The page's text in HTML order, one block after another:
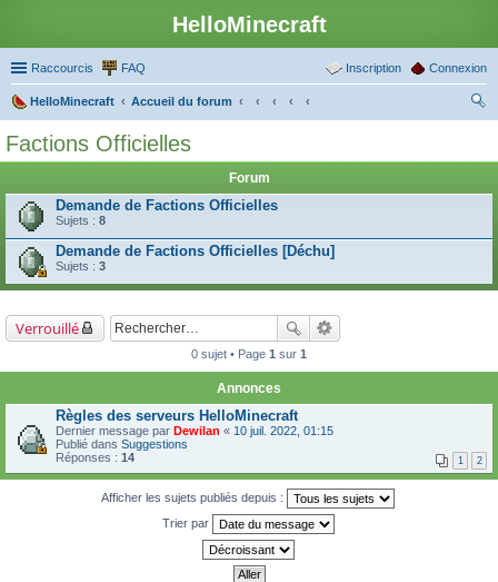
HelloMinecraft
Raccourcis FAQ Connexion
Inscription
HelloMinecraft
Accueil du forum
Factions Officielles
Forum
Demande de Factions Officielles
Sujets : 8
Demande de Factions Officielles [Déchu]
Sujets : 3
Verrouillé
0 sujet • Page 1 sur 1
Annonces
Règles des serveurs HelloMinecraft
Dernier message par Dewilan « 10 juil. 2022, 01:15
Publié dans Suggestions
Réponses : 14 1 2
Afficher les sujets publiés depuis :
Trier par